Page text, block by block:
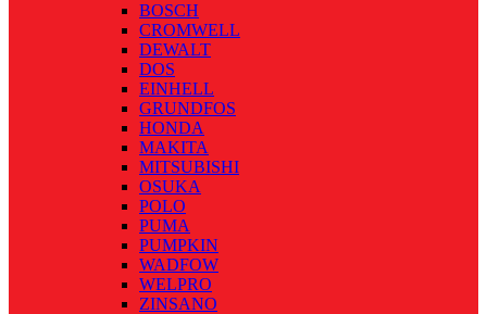
BOSCH
CROMWELL
DEWALT
DOS
EINHELL
GRUNDFOS
HONDA
MAKITA
MITSUBISHI
OSUKA
POLO
PUMA
PUMPKIN
WADFOW
WELPRO
ZINSANO